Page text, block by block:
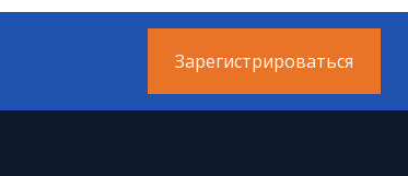
Зарегистрироваться